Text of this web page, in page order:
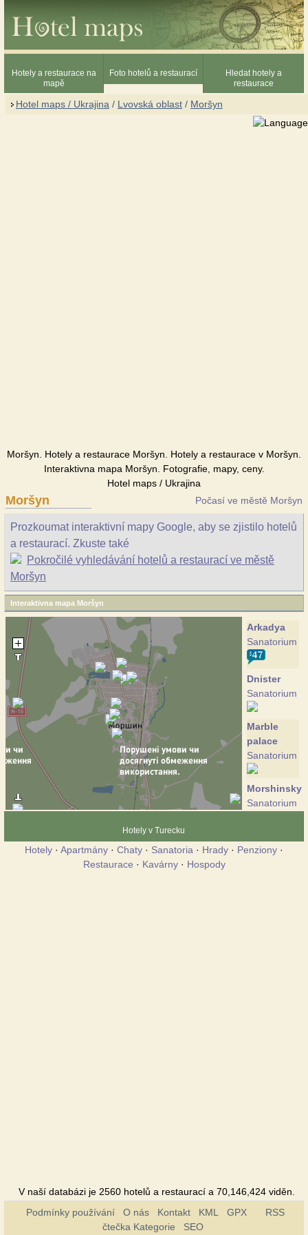
Hotely a restaurace na
mapě
Foto hotelů a restaurací
Hledat hotely a
restaurace
Hotel maps / Ukrajina / Lvovská oblast / Moršyn
Moršyn. Hotely a restaurace Moršyn. Hotely a restaurace v Moršyn.
Interaktivna mapa Moršyn. Fotografie, mapy, ceny.
Hotel maps / Ukrajina
Moršyn Počasí ve městě Moršyn
Prozkoumat interaktivní mapy Google, aby se zjistilo hotelů
a restaurací. Zkuste také
Pokročilé vyhledávání hotelů a restaurací ve městě
Moršyn
Interaktivna mapa Moršyn
Arkadya
Sanatorium
Dnister
Sanatorium
Marble
palace
Sanatorium
Morshinskyi
Sanatorium
Sanatorium
Hotely v Turecku
Hotely · Apartmány · Chaty · Sanatoria · Hrady · Penziony ·
Restaurace · Kavárny· Hospody
V naší databázi je 2560 hotelů a restaurací a 70,146,424 viděn.
Podmínky používání
O nás Kontakt KML GPX
RSS
čtečka Kategorie
SEO